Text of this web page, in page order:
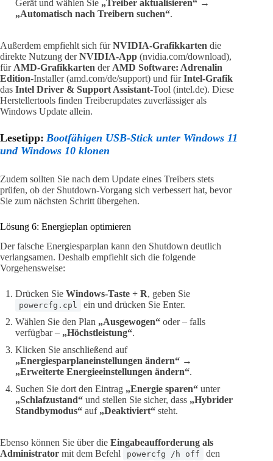
Gerät und wählen Sie „Treiber aktualisieren“ →
„Automatisch nach Treibern suchen“.
Außerdem empfiehlt sich fürNVIDIA-Grafikkarten die
direkte Nutzung derNVIDIA-App (nvidia.com/download),
für AMD-Grafikkarten der AMD Software: Adrenalin
Edition-Installer (amd.com/de/support) und fürIntel-Grafik
das Intel Driver & Support Assistant-Tool (intel.de). Diese
Herstellertools finden Treiberupdates zuverlässiger als
Windows Update allein.
Lesetipp: Bootfähigen USB-Stick unter Windows 11
und Windows 10 klonen
Zudem sollten Sie nach dem Update eines Treibers stets
prüfen, ob der Shutdown-Vorgang sich verbessert hat, bevor
Sie zum nächsten Schritt übergehen.
Lösung 6: Energieplan optimieren
Der falsche Energiesparplan kann den Shutdown deutlich
verlangsamen. Deshalb empfiehlt sich die folgende
Vorgehensweise:
Drücken Sie Windows-Taste + R, geben Sie
powercfg.cpl
ein und drücken Sie Enter.
Wählen Sie den Plan „Ausgewogen“ oder – falls
verfügbar – „Höchstleistung“.
Klicken Sie anschließend auf
„Energiesparplaneinstellungen ändern“ →
„Erweiterte Energieeinstellungen ändern“.
Suchen Sie dort den Eintrag „Energie sparen“ unter
„Schlafzustand“ und stellen Sie sicher, dass „Hybrider
Standbymodus“ auf „Deaktiviert“ steht.
Ebenso können Sie über die Eingabeaufforderung als
Administrator mit dem Befehl powercfg /h off
den